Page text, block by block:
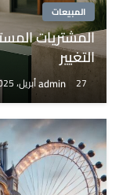
المبيعات
المشتريات
التغيير
admin 27 أبريل، 2025